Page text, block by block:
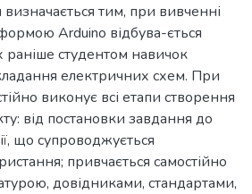
визначається тим, при вивченні
Arduino відбува-ється
раніше студентом навичок
електричних схем. При
виконує всі етапи створення
від постановки завдання до
що супроводжується
привчається самостійно
довідниками, стандартами,